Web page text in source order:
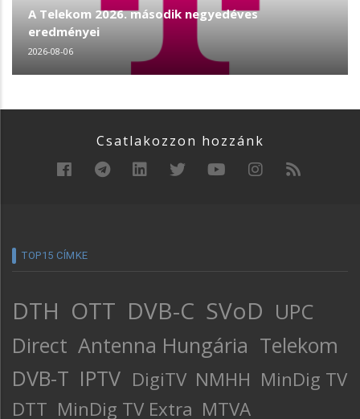
A Telekom 2026. második negyedéves
eredményei
2026-08-06
Csatlakozzon hozzánk
TOP15 CÍMKE
DTH OTT DVB-C SVoD UPC
Direct Antenna Hungária Telekom
DVB-T IPTV DigiTV NMHH MinDig TV
DTT MinDig TV Extra MTVA